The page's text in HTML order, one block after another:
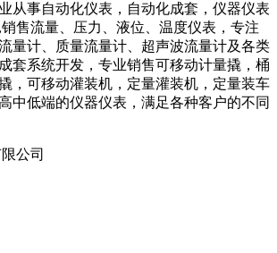
从事自动化仪表，自动化成套，仪器仪表
售流量、压力、液位、温度仪表，专注
量计、质量流量计、超声波流量计及各类
套系统开发，专业销售可移动计量撬，桶
，可移动灌装机，定量灌装机，定量装车
中低端的仪器仪表，满足各种客户的不同
公司